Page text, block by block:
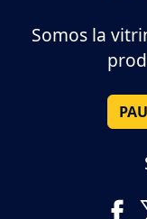
Somos la